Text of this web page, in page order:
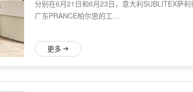
分别在6月21日和6月23日，意大利SUBLITEX萨
广东PRANCE柏尔思的工…
更多